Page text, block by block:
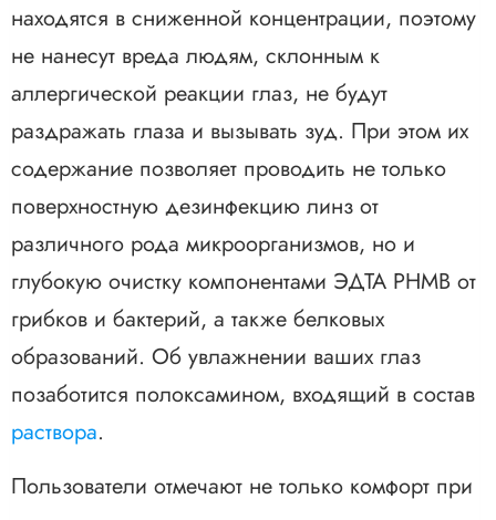
находятся в сниженной концентрации, поэтому
не нанесут вреда людям, склонным к
аллергической реакции глаз, не будут
раздражать глаза и вызывать зуд. При этом их
содержание позволяет проводить не только
поверхностную дезинфекцию линз от
различного рода микроорганизмов, но и
глубокую очистку компонентами ЭДТА PHMB от
грибков и бактерий, а также белковых
образований. Об увлажнении ваших глаз
позаботится полоксамином, входящий в состав
раствора.
Пользователи отмечают не только комфорт при